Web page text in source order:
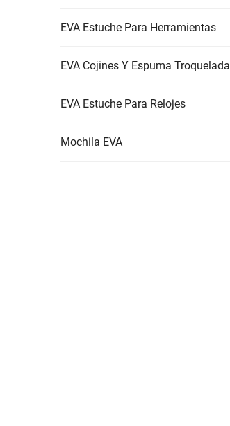
EVA Estuche Para Herramientas
EVA Cojines Y Espuma Troquelada
EVA Estuche Para Relojes
Mochila EVA